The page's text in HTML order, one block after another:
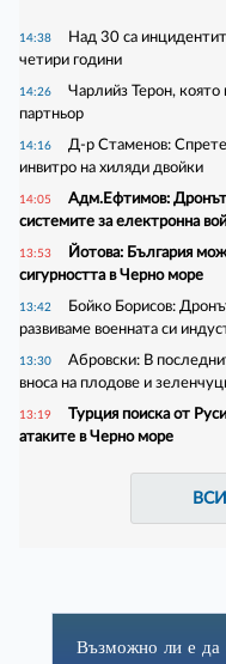
14:38
Над 30 са
четири години
14:26
Чарлийз Терон, която
партньор
14:16
Д-р Стаменов:
инвитро на хиляди двойки
14:05
Адм.Ефтимов:
системите за електронна
13:53
Йотова: България
сигурността в Черно море
13:42
Бойко Борисов:
развиваме военната си
13:30
Абровски: В
вноса на плодове и
13:19
Турция поиска от
атаките в Черно море